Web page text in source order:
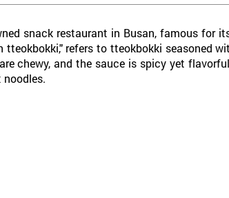
snack restaurant in Busan, famous
refers to tteokbokki seasoned
chewy, and the sauce is spicy yet
noodles.